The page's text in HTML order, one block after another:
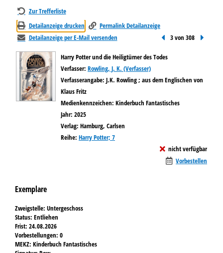
Zur Trefferliste
Detailanzeige drucken
Permalink Detailanzeige
Detailanzeige per E-Mail versenden
Vorheriger Treffer
3 von 308
Harry Potter und die Heiligtümer des Todes
Verfasser: Suche nach diesem Verfasser
Rowling, J. K. (Verfasser)
Verfasserangabe: J.K. Rowling ; aus dem Englischen von
Klaus Fritz
Medienkennzeichen: Kinderbuch Fantastisches
Jahr: 2025
Verlag: Hamburg, Carlsen
Reihe: Harry Potter; 7
nicht verfügbar
Vorbestellen
Exemplare
Zweigstelle: Untergeschoss
Status: Entliehen
Frist: 24.08.2026
Vorbestellungen: 0
MEKZ: Kinderbuch Fantastisches